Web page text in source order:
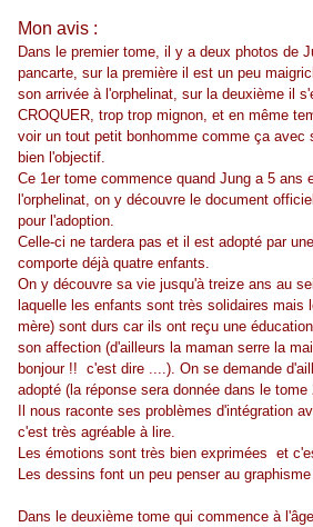
Mon avis :
Dans le premier tome, il y a deux photos de
pancarte, sur la première il est un peu
son arrivée à l'orphelinat, sur la deuxième il
CROQUER, trop trop mignon, et en même
voir un tout petit bonhomme comme ça
bien l'objectif.
Ce 1er tome commence quand Jung a 5 ans
l'orphelinat, on y découvre le document
pour l'adoption.
Celle-ci ne tardera pas et il est adopté par
comporte déjà quatre enfants.
On y découvre sa vie jusqu'à treize ans au
laquelle les enfants sont très solidaires mais
mère) sont durs car ils ont reçu une
son affection (d'ailleurs la maman serre la
bonjour !! c'est dire ....). On se demande
adopté (la réponse sera donnée dans le tome
Il nous raconte ses problèmes d'intégration
c'est très agréable à lire.
Les émotions sont très bien exprimées et
Les dessins font un peu penser au
Dans le deuxième tome qui commence à